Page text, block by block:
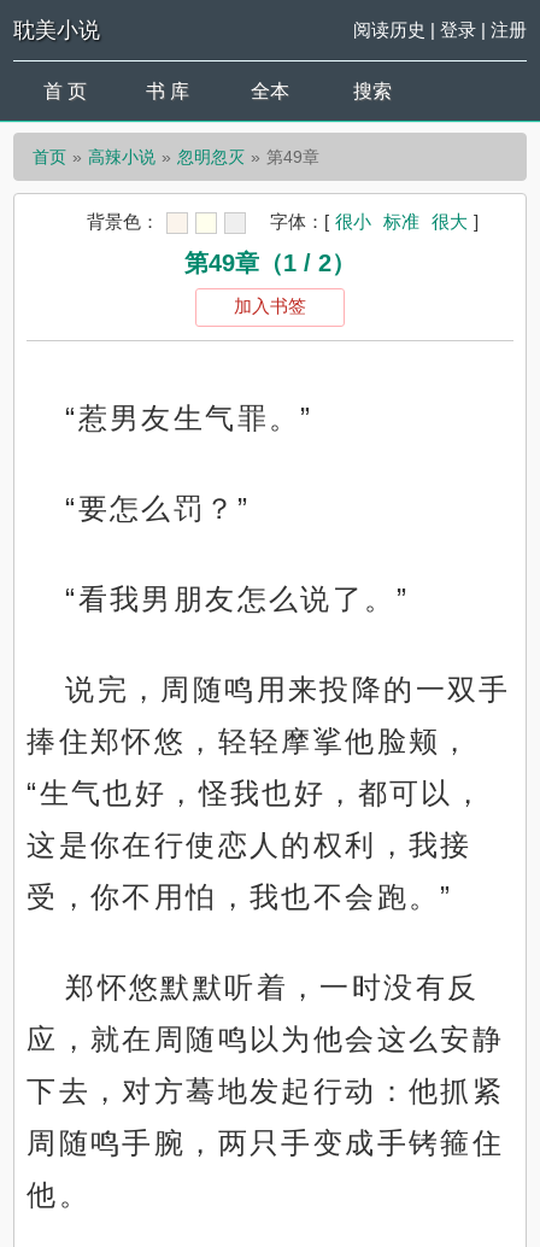
耽美小说 阅读历史 | 登录| 注册
首 页 书 库 全本 搜索
首页 高辣小说 忽明忽灭 第49章
背景色： 字体： [ 很小 标准 很大 ]
第49章（1 / 2）
加入书签
“惹男友生气罪。”
“要怎么罚？”
“看我男朋友怎么说了。”
说完，周随鸣用来投降的一双手
捧住郑怀悠，轻轻摩挲他脸颊，
“生气也好，怪我也好，都可以，
这是你在行使恋人的权利，我接
受，你不用怕，我也不会跑。”
郑怀悠默默听着，一时没有反
应，就在周随鸣以为他会这么安静
下去，对方蓦地发起行动：他抓紧
周随鸣手腕，两只手变成手铐箍住
他。